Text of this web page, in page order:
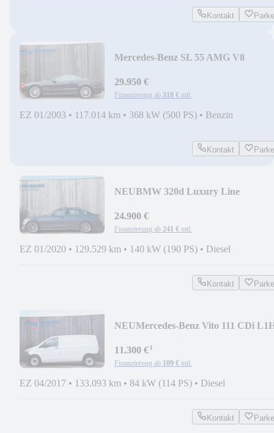
Kontakt
Mercedes-Benz SL 55 AMG V8
29.950 €
Finanzierung ab 318 € mtl.
EZ 01/2003 • 117.014 km • 368 kW (500 PS) • Benzin
Kontakt
NEUBMW 320d Luxury Line
24.900 €
Finanzierung ab 241 € mtl.
EZ 01/2020 • 129.529 km • 140 kW (190 PS) • Diesel
Kontakt
NEUMercedes-Benz Vito 111 CDi
11.300 €¹
Finanzierung ab 109 € mtl.
EZ 04/2017 • 133.093 km • 84 kW (114 PS) • Diesel
Kontakt